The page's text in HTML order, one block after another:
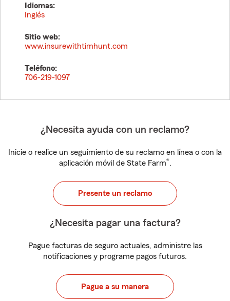
Idiomas:
Inglés
Sitio web:
www.insurewithtimhunt.com
Teléfono:
706-219-1097
¿Necesita ayuda con un reclamo?
Inicie o realice un seguimiento de su reclamo en línea o con la
aplicación móvil de State Farm®.
Presente un reclamo
¿Necesita pagar una factura?
Pague facturas de seguro actuales, administre las
notificaciones y programe pagos futuros.
Pague a su manera